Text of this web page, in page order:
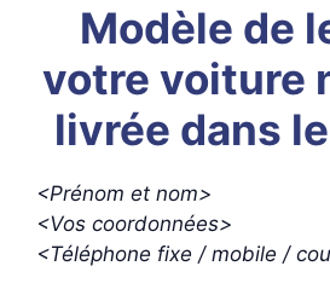
Modèle de
votre voiture
livrée dans
<Prénom et nom>
<Vos coordonnées>
<Téléphone fixe / mobile /